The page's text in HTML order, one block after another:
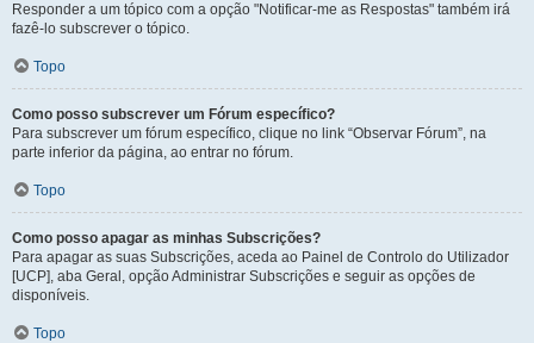
Responder a um tópico com a opção "Notificar-me as Respostas" também irá
fazê-lo subscrever o tópico.
Topo
Como posso subscrever um Fórum específico?
Para subscrever um fórum específico, clique no link “Observar Fórum”, na
parte inferior da página, ao entrar no fórum.
Topo
Como posso apagar as minhas Subscrições?
Para apagar as suas Subscrições, aceda ao Painel de Controlo do Utilizador
[UCP], aba Geral, opção Administrar Subscrições e seguir as opções de
disponíveis.
Topo